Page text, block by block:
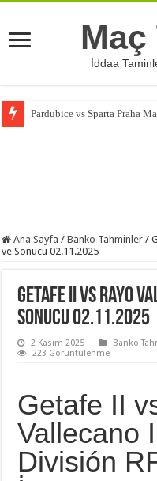
Maç
İddaa
Pardubice vs Sparta Praha
Ana Sayfa / Banko Tahminler /
ve Sonucu 02.11.2025
Getafe II vs Rayo
Sonucu 02.11.2025
2 Kasım 2025 Banko
223 Görüntülenme
Getafe II
Vallecano
División